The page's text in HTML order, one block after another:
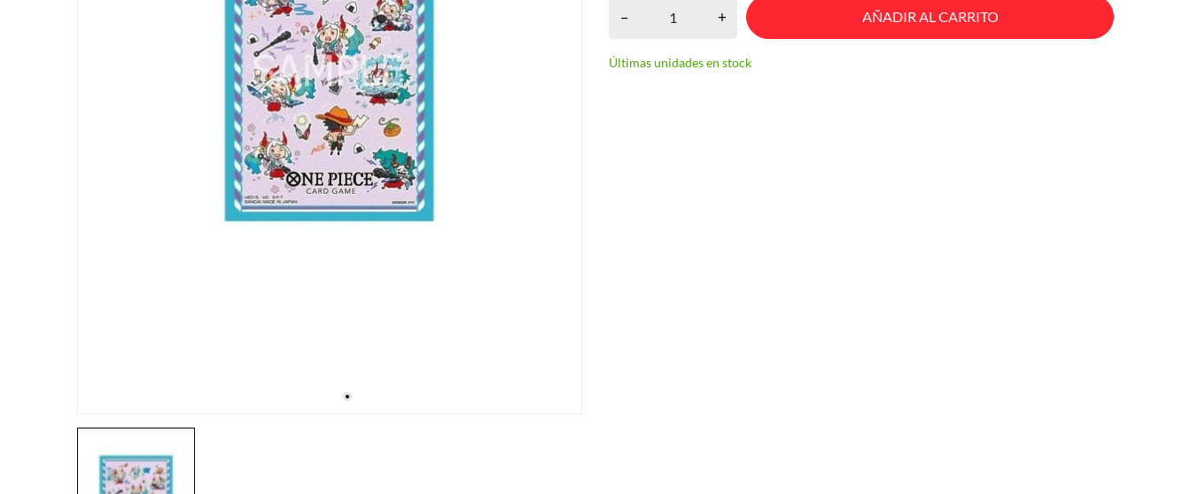
– + AÑADIR AL CARRITO
Últimas unidades en stock